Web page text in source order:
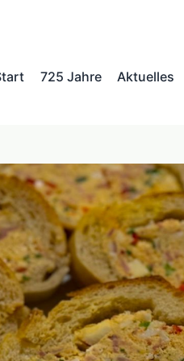
725 Jahre Aktuelles